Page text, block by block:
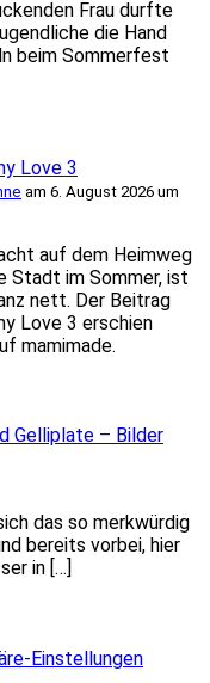
Frau durfte
die Hand
beim Sommerfest
Love 3
am 6. August 2026 um
auf dem Heimweg
Stadt im Sommer, ist
nett. Der Beitrag
Love 3 erschien
mamimade.
Gelliplate – Bilder
das so merkwürdig
bereits vorbei, hier
in […]
Einstellungen